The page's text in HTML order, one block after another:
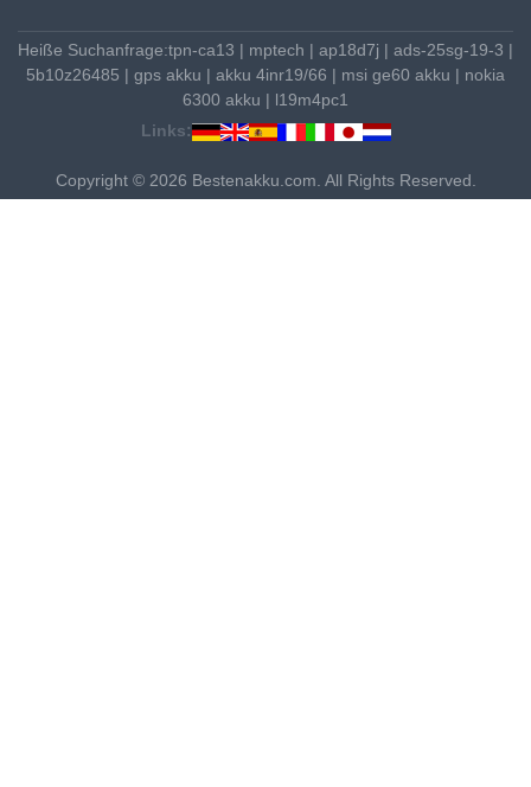
Heiße Suchanfrage:tpn-ca13 | mptech | ap18d7j | ads-25sg-19-3 |
5b10z26485 | gps akku | akku 4inr19/66 | msi ge60 akku | nokia
6300 akku | l19m4pc1
Links:
Copyright © 2026 Bestenakku.com. All Rights Reserved.